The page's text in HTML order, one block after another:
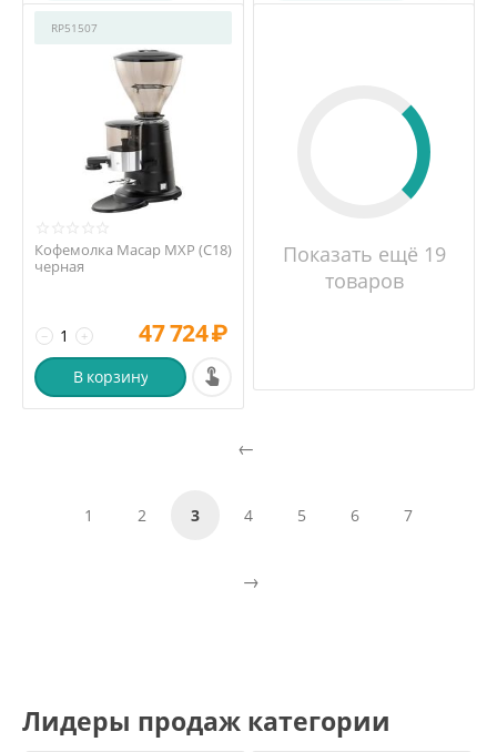
RP51507
Кофемолка Macap MXP (C18)
черная
+
− 47 724₽
В корзину
Показать ещё 19
товаров
1 2 3 4 5 6 7
Лидеры продаж категории